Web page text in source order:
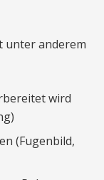
unter anderem
wird
(Fugenbild,